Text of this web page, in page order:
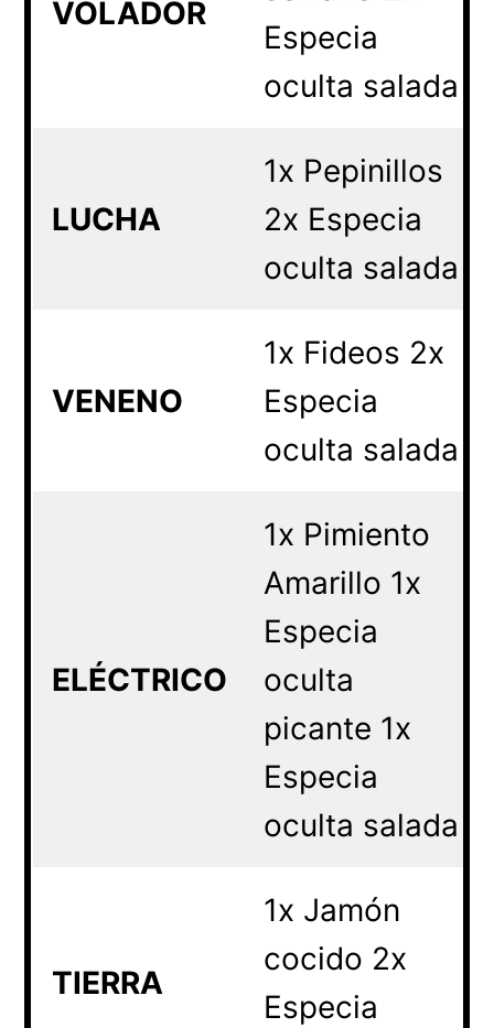
VOLADOR
Especia
oculta salada
LUCHA
1x Pepinillos
2x Especia
oculta salada
VENENO
1x Fideos 2x
Especia
oculta salada
ELÉCTRICO
1x Pimiento
Amarillo 1x
Especia
oculta
picante 1x
Especia
oculta salada
TIERRA
1x Jamón
cocido 2x
Especia